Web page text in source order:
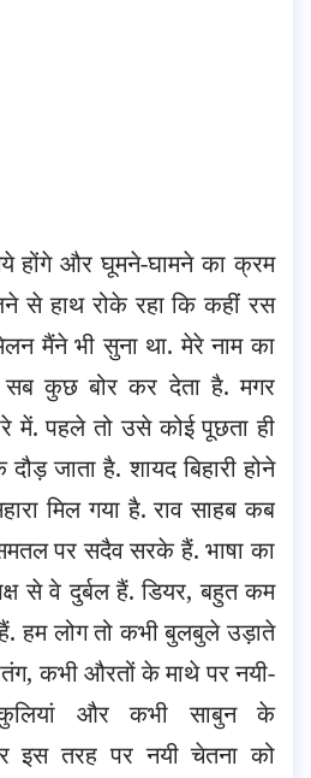
होंगे और घूमने-घामने का क्रम
से हाथ रोके रहा कि कहीं रस
मैंने भी सुना था. मेरे नाम का
सब कुछ बोर कर देता है. मगर
में. पहले तो उसे कोई पूछता ही
जाता है. शायद बिहारी होने
मिल गया है. राव साहब कब
पर सदैव सरके हैं. भाषा का
से वे दुर्बल हैं. डियर, बहुत कम
हम लोग तो कभी बुलबुले उड़ाते
कभी औरतों के माथे पर नयी-
और कभी साबुन के
इस तरह पर नयी चेतना को